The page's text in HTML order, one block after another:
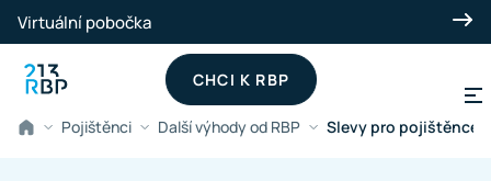
Přeskočit na hlavní obsah
Virtuální pobočka
CHCI K RBP
Pojištěnci Další výhody od RBP Slevy pro pojištěnce -